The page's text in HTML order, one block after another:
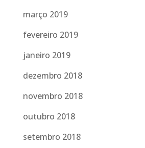
março 2019
fevereiro 2019
janeiro 2019
dezembro 2018
novembro 2018
outubro 2018
setembro 2018